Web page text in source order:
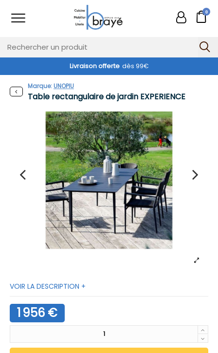
0
Livraison offerte dès 99€
Exclusivité web !
Table rectangulaire de jardin EXPERIENCE
Marque:UNOPIU
VOIR LA DESCRIPTION +
1 956 €